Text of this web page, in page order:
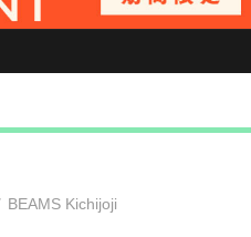
BEAMS Kichijoji